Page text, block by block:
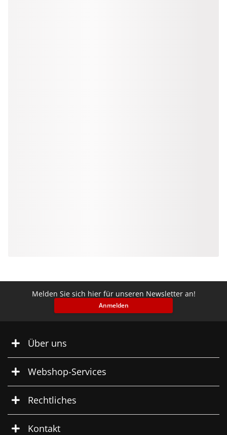
Melden Sie sich hier für unseren Newsletter an!
Anmelden
Über uns
Webshop-Services
Rechtliches
Kontakt